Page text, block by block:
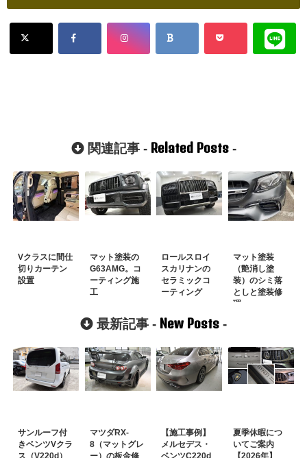
関連記事 - Related Posts-
Vクラスに間仕
切りカーテン
設置
マット塗装の
G63AMG。コ
ーティング施
工
ロールスロイ
スカリナンの
セラミックコ
ーティング
マット塗装
（艶消し塗
装）のシミ落
としと塗装修
理
最新記事 - New Posts -
サンルーフ付
きベンツVクラ
ス（V220d）
マツダRX-
8（マットグレ
ー）の板金修
【施工事例】
メルセデス・
ベンツC220d
夏季休暇につ
いてご案内
【2026年】